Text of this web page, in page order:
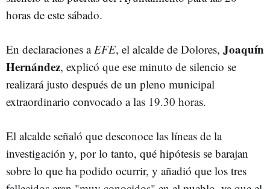
horas de este sábado.
En declaraciones a EFE, el alcalde de Dolores, Joaquín
Hernández, explicó que ese minuto de silencio se
realizará justo después de un pleno municipal
extraordinario convocado a las 19.30 horas.
El alcalde señaló que desconoce las líneas de la
investigación y, por lo tanto, qué hipótesis se barajan
sobre lo que ha podido ocurrir, y añadió que los tres